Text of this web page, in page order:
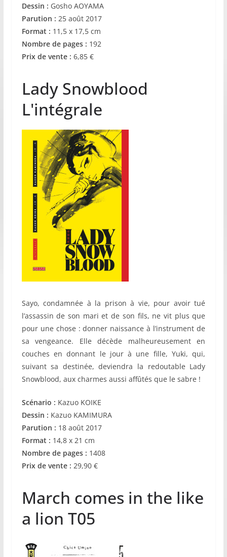
Dessin : Gosho AOYAMA
Parution : 25 août 2017
Format : 11,5 x 17,5 cm
Nombre de pages : 192
Prix de vente : 6,85 €
Lady Snowblood
L'intégrale
Sayo, condamnée à la prison à vie, pour avoir tué
l’assassin de son mari et de son fils, ne vit plus que
pour une chose : donner naissance à l’instrument de
sa vengeance. Elle décède malheureusement en
couches en donnant le jour à une fille, Yuki, qui,
suivant sa destinée, deviendra la redoutable Lady
Snowblood, aux charmes aussi affûtés que le sabre !
Scénario : Kazuo KOIKE
Dessin : Kazuo KAMIMURA
Parution : 18 août 2017
Format : 14,8 x 21 cm
Nombre de pages : 1408
Prix de vente : 29,90 €
March comes in the like
a lion T05